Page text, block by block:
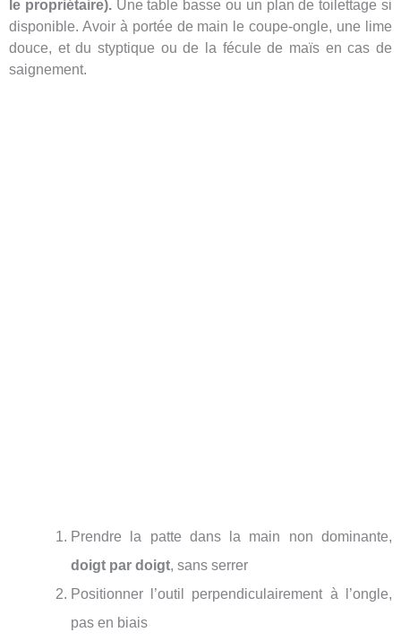
le propriétaire).Une table basse ou un plan de toilettage si
disponible. Avoir à portée de main le coupe-ongle, une lime
douce, et du styptique ou de la fécule de maïs en cas de
saignement.
Prendre la patte dans la main non dominante,
doigt par doigt, sans serrer
Positionner l’outil perpendiculairement à l’ongle,
pas en biais